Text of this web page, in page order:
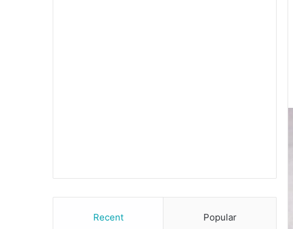
Recent Popular